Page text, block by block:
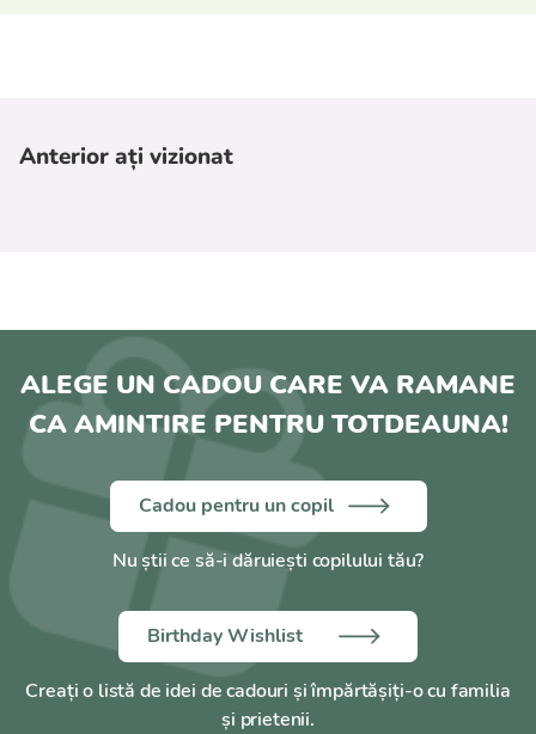
Anterior ați vizionat
ALEGE UN CADOU CARE VA RAMANE
CA AMINTIRE PENTRU TOTDEAUNA!
Cadou pentru un copil
Nu știi ce să-i dăruiești copilului tău?
Birthday Wishlist
Creați o listă de idei de cadouri și împărtășiți-o cu familia
și prietenii.